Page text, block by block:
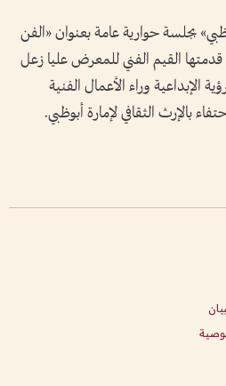
بجلسة حوارية عامة بعنوان «الفن
القيم الفني للمعرض عليا زعل
الإبداعية وراء الأعمال الفنية
بالإرث الثقافي لإمارة أبوظبي.